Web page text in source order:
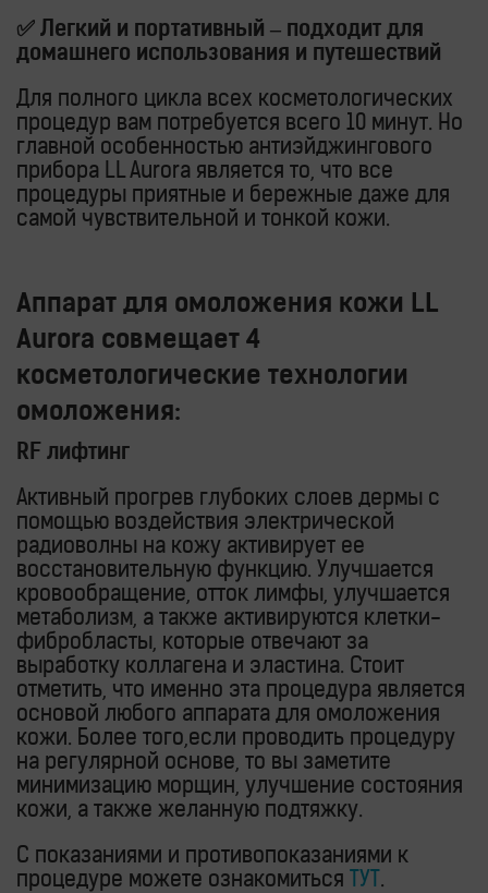
✅ Легкий и портативный – подходит для
домашнего использования и путешествий
Для полного цикла всех косметологических
процедур вам потребуется всего 10 минут. Но
главной особенностью антиэйджингового
прибора LL Aurora является то, что все
процедуры приятные и бережные даже для
самой чувствительной и тонкой кожи.
Аппарат для омоложения кожи LL
Aurora совмещает 4
косметологические технологии
омоложения:
RF лифтинг
Активный прогрев глубоких слоев дермы с
помощью воздействия электрической
радиоволны на кожу активирует ее
восстановительную функцию. Улучшается
кровообращение, отток лимфы, улучшается
метаболизм, а также активируются клетки-
фибробласты, которые отвечают за
выработку коллагена и эластина. Стоит
отметить, что именно эта процедура является
основой любого аппарата для омоложения
кожи. Более того,если проводить процедуру
на регулярной основе, то вы заметите
минимизацию морщин, улучшение состояния
кожи, а также желанную подтяжку.
С показаниями и противопоказаниями к
процедуре можете ознакомиться
ТУТ .